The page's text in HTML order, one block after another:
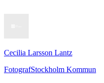
Cecilia Larsson Lantz
FotografStockholm Kommun